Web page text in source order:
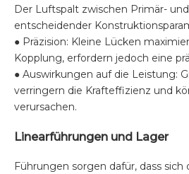
Der Luftspalt zwischen Primär-
entscheidender
● Präzision: Kleine Lücken
Kopplung, erfordern jedoch eine
● Auswirkungen auf die Leistung:
verringern die Krafteffizienz und
verursachen.
Linearführungen und Lager
Führungen sorgen dafür, dass sich